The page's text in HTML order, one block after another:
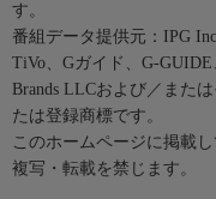
す。
番組データ提供元：IPG
TiVo、Gガイド、G-
Brands LLCおよび／また
たは登録商標です。
このホームページに掲載
複写・転載を禁じます。